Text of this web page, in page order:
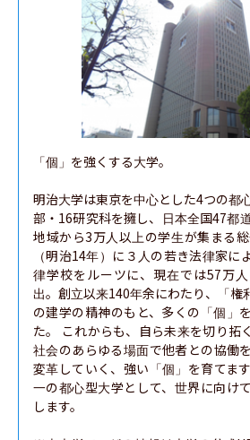
「個」を強くする大学。
明治大学は東京を中心とした4つの都
部・16研究科を擁し、日本全国47都
地域から3万人以上の学生が集まる
（明治14年）に３人の若き法律家に
律学校をルーツに、現在では57万
出。創立以来140年余にわたり、「権
の建学の精神のもと、多くの「個」
た。 これからも、自ら未来を切り拓
社会のあらゆる場面で他者との協働
変革していく、強い「個」を育てま
一の都心型大学として、世界に向け
します。